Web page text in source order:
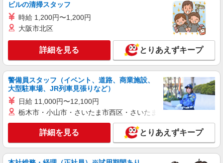
ビルの清掃スタッフ
時給 1,200円〜1,200円
大阪市北区
詳細を見る とりあえずキープ
警備員スタッフ（イベント、道路、商業施設、
大型駐車場、JR列車見張りなど）
日給 11,000円〜12,100円
栃木市・小山市・さいたま市西区・さいたま市岩槻区・久喜市・
詳細を見る とりあえずキープ